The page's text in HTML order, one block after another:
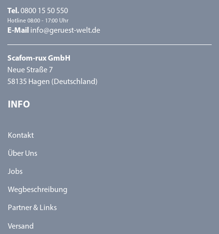
Tel.0800 15 50 550
Hotline 08:00 - 17:00 Uhr
E-Mail info@geruest-welt.de
Scafom-rux GmbH
Neue Straße 7
58135 Hagen (Deutschland)
INFO
Kontakt
Über Uns
Jobs
Wegbeschreibung
Partner & Links
Versand